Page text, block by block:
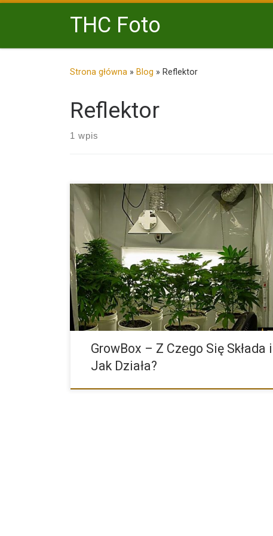
Przejdź do treściTHC Foto
Strona główna » Blog » Reflektor
Reflektor
1 wpis
Poniżej na szkicu możesz zobaczyć gotowy,
pełni funkcjonalny growbox z solidnym wyposażeniem
podstawowym. W dalszej części poznasz
GrowBox – Z Czego Się Składa i
Jak Działa?